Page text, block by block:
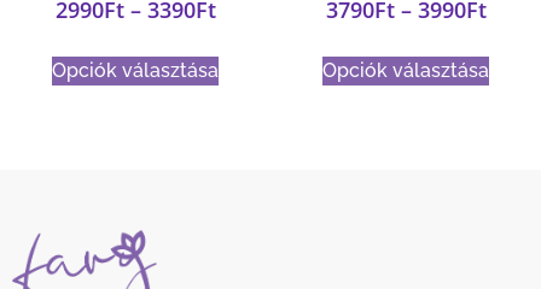
2990Ft – 3390Ft
Opciók választása
3790Ft – 3990Ft
Opciók választása